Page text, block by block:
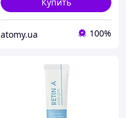
atomy.ua 100%